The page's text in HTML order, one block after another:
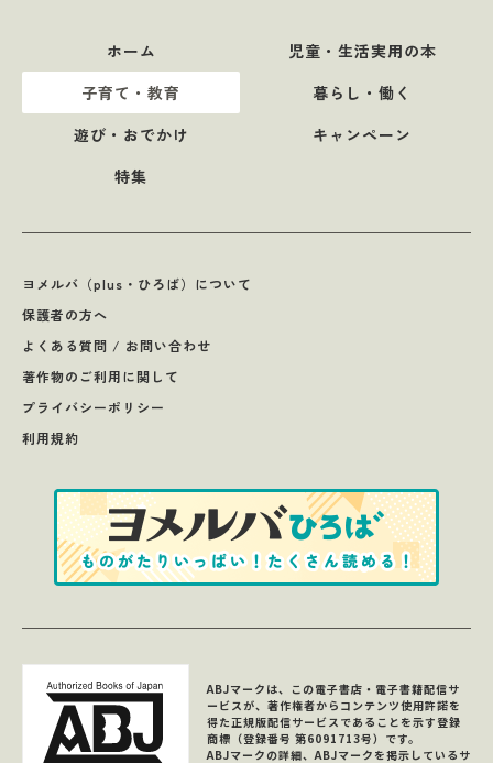
ホーム
児童・生活実用の本
子育て・教育
暮らし・働く
遊び・おでかけ
キャンペーン
特集
ヨメルバ（plus・ひろば）について
保護者の方へ
よくある質問 / お問い合わせ
著作物のご利用に関して
プライバシーポリシー
利用規約
ABJマークは、この電子書店・電子書籍配信サ
ービスが、著作権者からコンテンツ使用許諾を
得た正規版配信サービスであることを示す登録
商標（登録番号 第6091713号）です。
ABJマークの詳細、ABJマークを掲示しているサ